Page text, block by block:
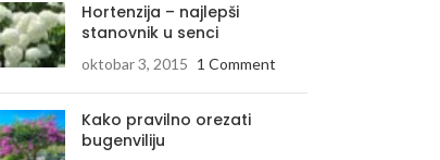
Hortenzija – najlepši
stanovnik u senci
oktobar 3, 2015 1 Comment
Kako pravilno orezati
bugenviliju